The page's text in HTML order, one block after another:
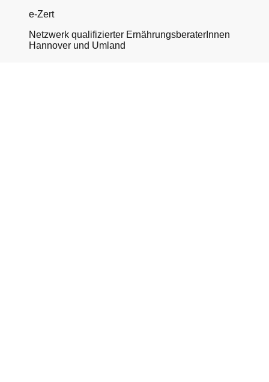
e-Zert
Netzwerk qualifizierter ErnährungsberaterInnen
Hannover und Umland